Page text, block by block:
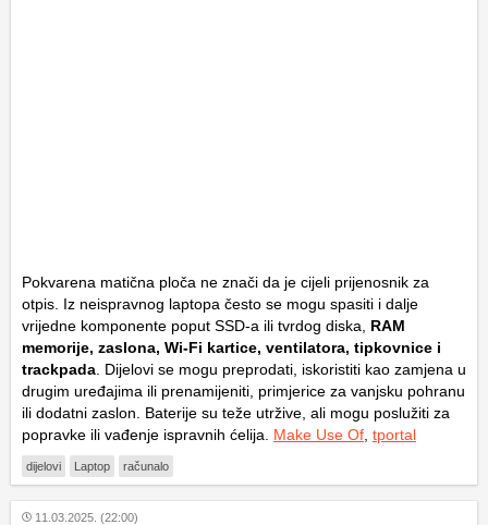
Pokvarena matična ploča ne znači da je cijeli prijenosnik za
otpis. Iz neispravnog laptopa često se mogu spasiti i dalje
vrijedne komponente poput SSD-a ili tvrdog diska,
RAM
memorije, zaslona, Wi-Fi kartice, ventilatora, tipkovnice i
trackpada . Dijelovi se mogu preprodati, iskoristiti kao zamjena u
drugim uređajima ili prenamijeniti, primjerice za vanjsku pohranu
ili dodatni zaslon. Baterije su teže utržive, ali mogu poslužiti za
popravke ili vađenje ispravnih ćelija. Make Use Of tportal
dijelovi Laptop računalo
11.03.2025. (22:00)